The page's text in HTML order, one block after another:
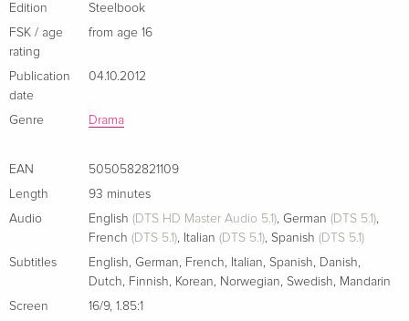
Standard edition
French
New Edition
Italian
Reel Heroes Collection, Limited Edition
Italian
Standard edition
Sold out
- "Calton Athletic"
- Der Stil des Films: Damals und heute
- Der Sound des Films: Damals und heute
- Trainspotting bei den Filmfestspielen in Cannes
- Hinter den Kulissen - Galerie
Edition
Steelbook
FSK / age
rating
from age 16
Publication
date
04.10.2012
Genre Drama
EAN
5050582821109
Length
93 minutes
Audio
English (DTS HD Master Audio 5.1), German (DTS 5.1),
French (DTS 5.1), Italian (DTS 5.1), Spanish (DTS 5.1)
Subtitles
English, German, French, Italian, Spanish, Danish,
Dutch, Finnish, Korean, Norwegian, Swedish, Mandarin
Screen
16/9, 1.85:1